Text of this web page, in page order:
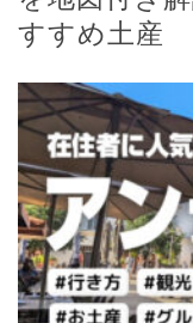
すすめ土産